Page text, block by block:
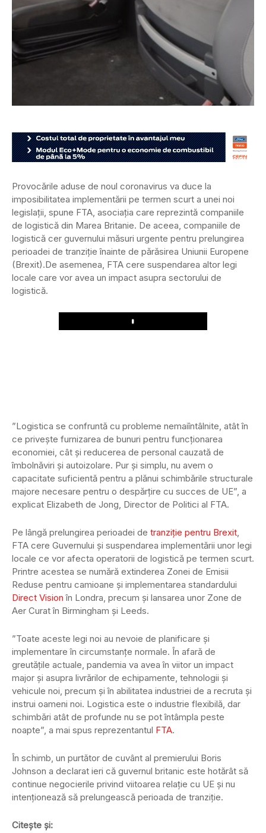
Provocările aduse de noul coronavirus va duce la
imposibilitatea implementării pe termen scurt a unei noi
legislații, spune FTA, asociația care reprezintă companiile
de logistică din Marea Britanie. De aceea, companiile de
logistică cer guvernului măsuri urgente pentru prelungirea
perioadei de tranziție înainte de părăsirea Uniunii Europene
(Brexit).De asemenea, FTA cere suspendarea altor legi
locale care vor avea un impact asupra sectorului de
logistică.
Play
”Logistica se confruntă cu probleme nemaiîntâlnite, atât în
ce privește furnizarea de bunuri pentru funcționarea
economiei, cât și reducerea de personal cauzată de
îmbolnăviri și autoizolare. Pur și simplu, nu avem o
capacitate suficientă pentru a plănui schimbările structurale
majore necesare pentru o despărțire cu succes de UE”, a
explicat Elizabeth de Jong, Director de Politici al FTA.
Pe lângă prelungirea perioadei de tranziție pentru Brexit,
FTA cere Guvernului și suspendarea implementării unor legi
locale ce vor afecta operatorii de logistică pe termen scurt.
Printre acestea se numără extinderea Zonei de Emisii
Reduse pentru camioane și implementarea standardului
Direct Vision în Londra, precum și lansarea unor Zone de
Aer Curat în Birmingham și Leeds.
”Toate aceste legi noi au nevoie de planificare și
implementare în circumstanțe normale. În afară de
greutățile actuale, pandemia va avea în viitor un impact
major și asupra livrărilor de echipamente, tehnologii și
vehicule noi, precum și în abilitatea industriei de a recruta și
instrui oameni noi. Logistica este o industrie flexibilă, dar
schimbări atât de profunde nu se pot întâmpla peste
noapte”, a mai spus reprezentantul FTA.
În schimb, un purtător de cuvânt al premierului Boris
Johnson a declarat ieri că guvernul britanic este hotărât să
continue negocierile privind viitoarea relaţie cu UE şi nu
intenţionează să prelungească perioada de tranziţie.
Citește și: